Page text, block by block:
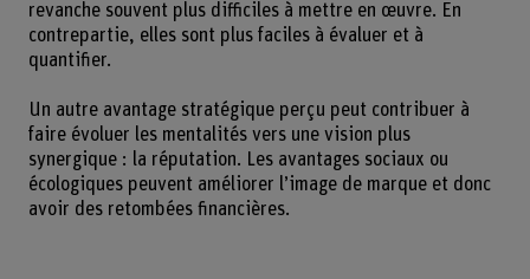
revanche souvent plus difficiles à mettre en œuvre. En
contrepartie, elles sont plus faciles à évaluer et à
quantifier.
Un autre avantage stratégique perçu peut contribuer à
faire évoluer les mentalités vers une vision plus
synergique : la réputation. Les avantages sociaux ou
écologiques peuvent améliorer l’image de marque et donc
avoir des retombées financières.